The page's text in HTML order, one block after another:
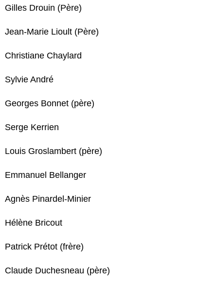
Gilles Drouin (Père)
Jean-Marie Lioult (Père)
Christiane Chaylard
Sylvie André
Georges Bonnet (père)
Serge Kerrien
Louis Groslambert (père)
Emmanuel Bellanger
Agnès Pinardel-Minier
Hélène Bricout
Patrick Prétot (frère)
Claude Duchesneau (père)